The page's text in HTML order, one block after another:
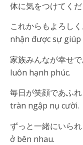
体に気をつけてく
これからもよろし
nhận được sự giúp
家族みんなが幸せ
luôn hạnh phúc.
毎日が笑顔であふ
tràn ngập nụ cười.
ずっと一緒にいら
ở bên nhau.